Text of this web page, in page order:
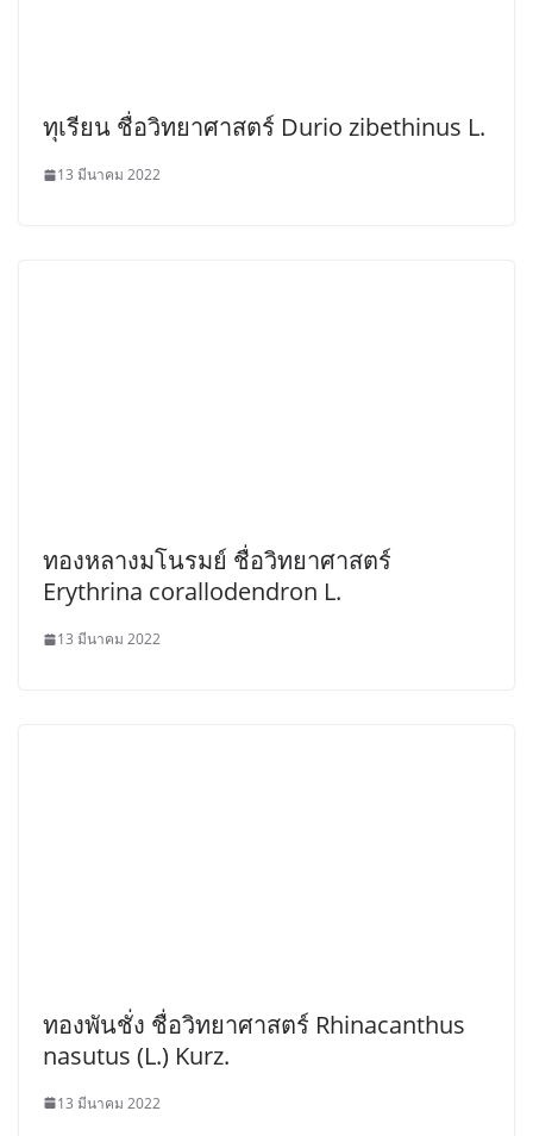
ทุเรียน ชื่อวิทยาศาสตร์ Durio zibethinus L.
13 มีนาคม 2022
ทองหลางมโนรมย์ ชื่อวิทยาศาสตร์
Erythrina corallodendron L.
13 มีนาคม 2022
ทองพันชั่ง ชื่อวิทยาศาสตร์ Rhinacanthus
nasutus (L.) Kurz.
13 มีนาคม 2022